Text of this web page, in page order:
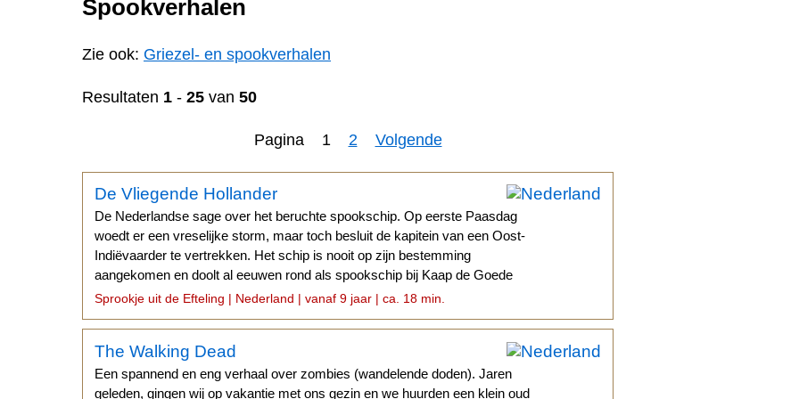
Spookverhalen
Zie ook: Griezel- en spookverhalen
Resultaten 1 - 25 van 50
Pagina 1 2 Volgende
De Vliegende Hollander
De Nederlandse sage over het beruchte spookschip. Op eerste Paasdag
woedt er een vreselijke storm, maar toch besluit de kapitein van een Oost-
Indiëvaarder te vertrekken. Het schip is nooit op zijn bestemming
aangekomen en doolt al eeuwen rond als spookschip bij Kaap de Goede
Hoop.
Sprookje uit de Efteling | Nederland | vanaf 9 jaar | ca. 18 min.
The Walking Dead
Een spannend en eng verhaal over zombies (wandelende doden). Jaren
geleden, gingen wij op vakantie met ons gezin en we huurden een klein oud